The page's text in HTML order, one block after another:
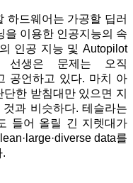
하드웨어는 가공할 딥러
을 이용한 인공지능의 속
인공 지능 및 Autopilot
생은 문제는 오직
공언하고 있다. 마치 아
한 받침대만 있으면 지
과 비슷하다. 테슬라는
들어 올릴 긴 지렛대가
data를
.